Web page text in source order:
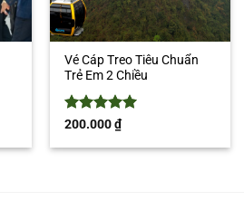
Vé Cáp Treo Tiêu Chuẩn
Trẻ Em 2 Chiều
Được xếp
sao
200.000₫